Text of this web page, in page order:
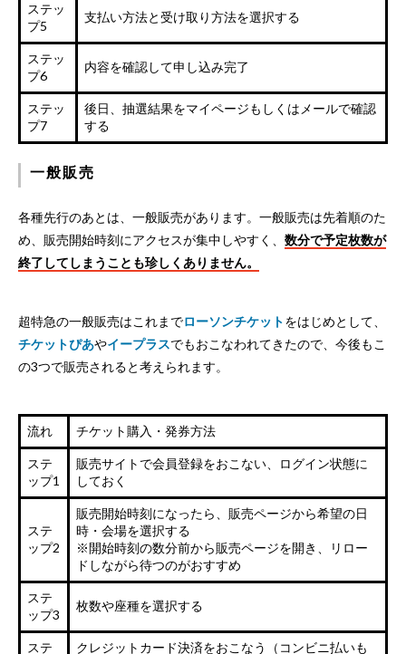
ステッ
プ5
支払い方法と受け取り方法を選択する
ステッ
プ6
内容を確認して申し込み完了
ステッ
プ7
後日、抽選結果をマイページもしくはメールで確認
する
一般販売
各種先行のあとは、一般販売があります。一般販売は先着順のた
め、販売開始時刻にアクセスが集中しやすく、 数分で予定枚数が
終了してしまうことも珍しくありません。
超特急の一般販売はこれまでローソンチケットをはじめとして、
チケットぴあやイープラスでもおこなわれてきたので、今後もこ
の3つで販売されると考えられます。
流れ チケット購入・発券方法
ステ
ップ1
販売サイトで会員登録をおこない、ログイン状態に
しておく
ステ
ップ2
販売開始時刻になったら、販売ページから希望の日
時・会場を選択する
※開始時刻の数分前から販売ページを開き、リロー
ドしながら待つのがおすすめ
ステ
ップ3
枚数や座種を選択する
ステ クレジットカード決済をおこなう（コンビニ払いも